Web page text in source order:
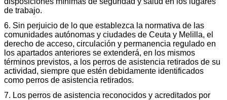
de trabajo.
6. Sin perjuicio de lo que establezca la normativa de las
comunidades autónomas y ciudades de Ceuta y Melilla, el
derecho de acceso, circulación y permanencia regulado en
los apartados anteriores se extenderá, en los mismos
términos previstos, a los perros de asistencia retirados de su
actividad, siempre que estén debidamente identificados
como perros de asistencia retirados.
7. Los perros de asistencia reconocidos y acreditados por